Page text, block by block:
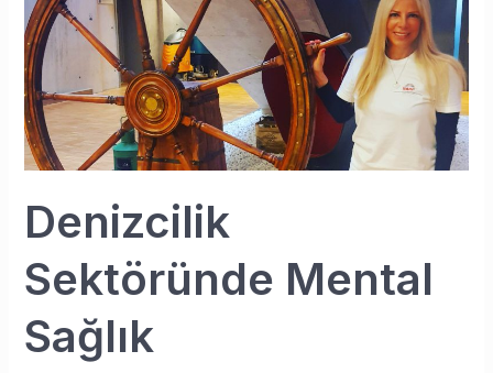
Denizcilik
Sektöründe Mental
Sağlık
Mental
Sağlık